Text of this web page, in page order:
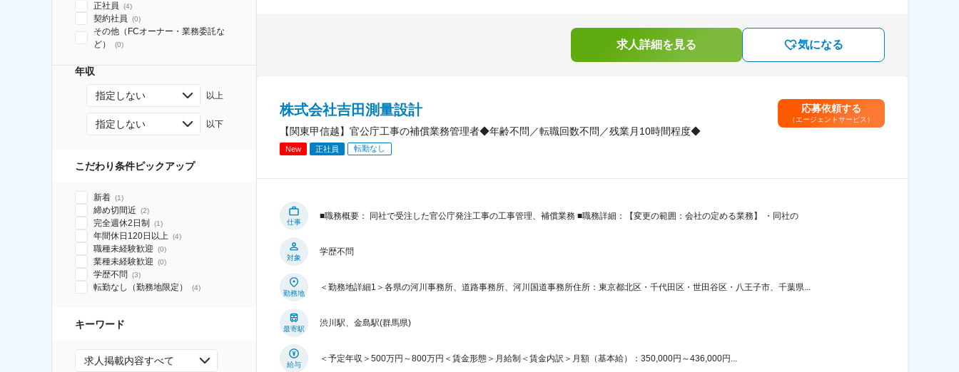
正社員 (4)
契約社員 (0)
その他（FCオーナー・業務委託な
ど）
(0)
年収
指定しない 以上
指定しない 以下
こだわり条件ピックアップ
新着 (1)
締め切間近 (2)
完全週休2日制 (1)
年間休日120日以上 (4)
職種未経験歓迎 (0)
業種未経験歓迎 (0)
学歴不問 (3)
転勤なし（勤務地限定） (4)
キーワード
求人掲載内容すべて
求人詳細を見る 気になる
株式会社吉田測量設計
【関東甲信越】官公庁工事の補償業務管理者◆年齢不問／転職回数不問／残業月10時間程度◆
New 正社員 転勤なし
応募依頼する
（エージェントサービス）
仕事
■職務概要： 同社で受注した官公庁発注工事の工事管理、補償業務 ■職務詳細：【変更の範囲：会社の定める業務】 ・同社の
対象
学歴不問
勤務地
＜勤務地詳細1＞各県の河川事務所、道路事務所、河川国道事務所住所：東京都北区・千代田区・世田谷区・八王子市、千葉県...
最寄駅
渋川駅、金島駅(群馬県)
給与
＜予定年収＞500万円～800万円＜賃金形態＞月給制＜賃金内訳＞月額（基本給）：350,000円～436,000円...